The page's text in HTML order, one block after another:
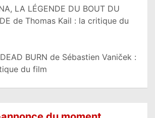
LA LÉGENDE DU BOUT DU
de Thomas Kail : la critique du
BURN de Sébastien Vaniček :
du film